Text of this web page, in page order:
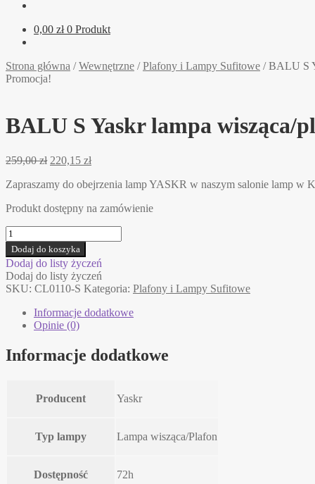
0,00 zł 0 Produkt
Strona główna /Wewnętrzne /Plafony i Lampy Sufitowe /BALU S
Promocja!
BALU S Yaskr lampa wisząca/
259,00zł Pierwotna
wynosiła:
220,15 złAktualna
wynosi:
Zapraszamy do obejrzenia lamp YASKR w naszym salonie lamp w
Produkt dostępny na zamówienie
ilość
BALU
S
Yaskr
lampa
wisząca/plafon
Dodaj do koszyka
Dodaj do listy życzeń
Dodaj do listy życzeń
SKU: CL0110-S Kategoria: Plafony i Lampy Sufitowe
Informacje dodatkowe
Opinie (0)
Informacje dodatkowe
Producent Yaskr
Typ lampy Lampa wisząca/Plafon
Dostępność 72h